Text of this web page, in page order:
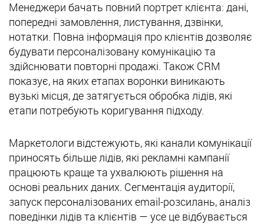
Менеджери бачать повний портрет клієнта: дані,
попередні замовлення, листування, дзвінки,
нотатки. Повна інформація про клієнтів дозволяє
будувати персоналізовану комунікацію та
здійснювати повторні продажі. Також CRM
показує, на яких етапах воронки виникають
вузькі місця, де затягується обробка лідів, які
етапи потребують коригування підходу.
Маркетологи відстежують, які канали комунікації
приносять більше лідів, які рекламні кампанії
працюють краще та ухвалюють рішення на
основі реальних даних. Сегментація аудиторії,
запуск персоналізованих email-розсилань, аналіз
поведінки лідів та клієнтів — усе це відбувається